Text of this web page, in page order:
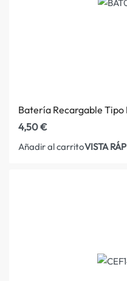
Batería Recargable Tipo
4,50€
Añadir al carritoVISTA